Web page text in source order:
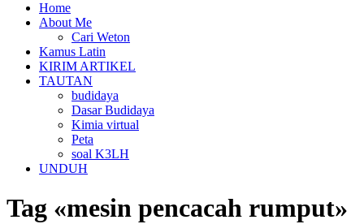
Home
About Me
Cari Weton
Kamus Latin
KIRIM ARTIKEL
TAUTAN
budidaya
Dasar Budidaya
Kimia virtual
Peta
soal K3LH
UNDUH
Tag «mesin pencacah rumput»